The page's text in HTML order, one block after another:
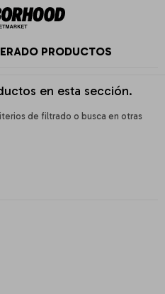
PRODUCTOS
en esta sección.
de filtrado o busca en otras